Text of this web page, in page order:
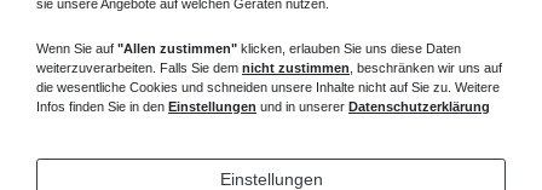
sie unsere Angebote auf welchen Geräten nutzen.
Wenn Sie auf "Allen zustimmen" klicken, erlauben Sie uns diese Daten
weiterzuverarbeiten. Falls Sie dem nicht zustimmen , beschränken wir uns auf
die wesentliche Cookies und schneiden unsere Inhalte nicht auf Sie zu. Weitere
Infos finden Sie in den Einstellungen und in unserer Datenschutzerklärung
Einstellungen